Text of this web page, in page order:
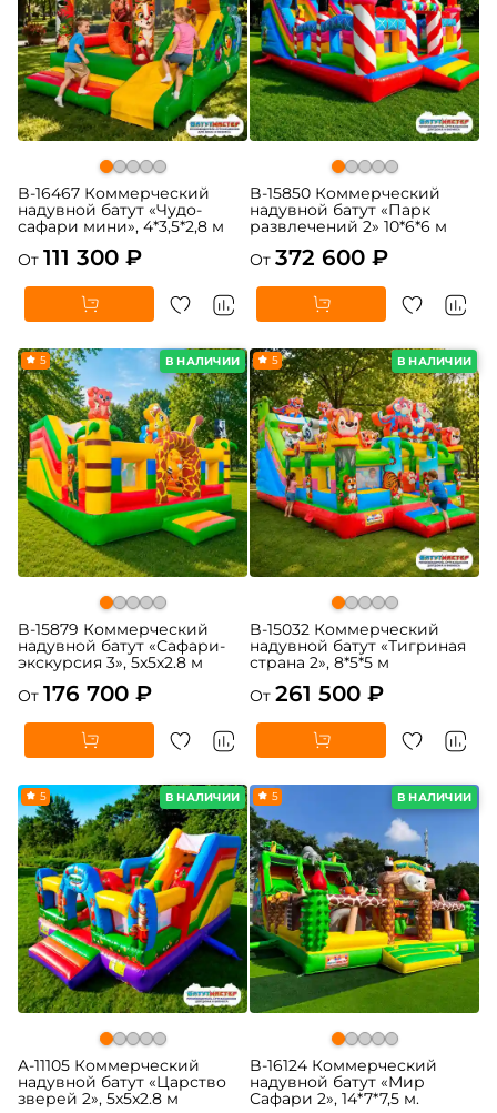
B-16467 Коммерческий
надувной батут «Чудо-
сафари мини», 4*3,5*2,8 м
От 111 300 ₽
B-15850 Коммерческий
надувной батут «Парк
развлечений 2» 10*6*6 м
От 372 600 ₽
В НАЛИЧИИ
5
B-15879 Коммерческий
надувной батут «Сафари-
экскурсия 3», 5x5x2.8 м
От 176 700 ₽
В НАЛИЧИИ
5
B-15032 Коммерческий
надувной батут «Тигриная
страна 2», 8*5*5 м
От 261 500 ₽
В НАЛИЧИИ
5
A-11105 Коммерческий
надувной батут «Царство
зверей 2», 5x5x2.8 м
В НАЛИЧИИ
5
B-16124 Коммерческий
надувной батут «Мир
Сафари 2», 14*7*7,5 м.